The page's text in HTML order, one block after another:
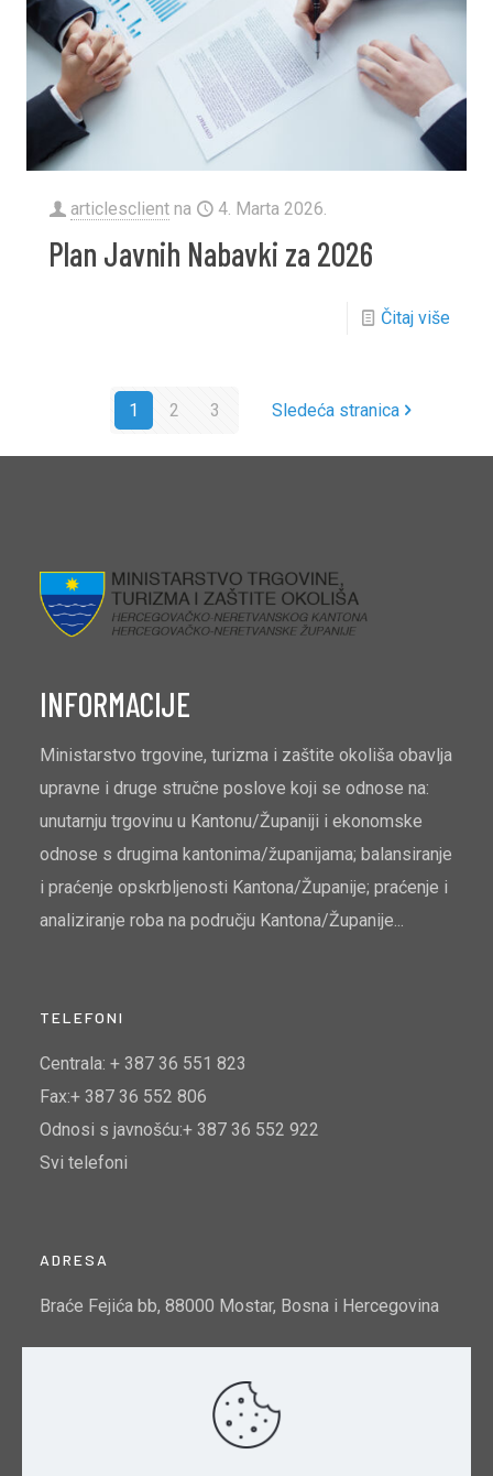
articlesclient na 4. Marta 2026.
Plan Javnih Nabavki za 2026
Čitaj više
1 2 3 Sledeća stranica
INFORMACIJE
Ministarstvo trgovine, turizma i zaštite okoliša obavlja
upravne i druge stručne poslove koji se odnose na:
unutarnju trgovinu u Kantonu/Županiji i ekonomske
odnose s drugima kantonima/županijama; balansiranje
i praćenje opskrbljenosti Kantona/Županije; praćenje i
analiziranje roba na području Kantona/Županije...
TELEFONI
Centrala: + 387 36 551 823
Fax:+ 387 36 552 806
Odnosi s javnošću:+ 387 36 552 922
Svi telefoni
ADRESA
Braće Fejića bb, 88000 Mostar, Bosna i Hercegovina
Indeks kvalitete zraka u Mostaru: